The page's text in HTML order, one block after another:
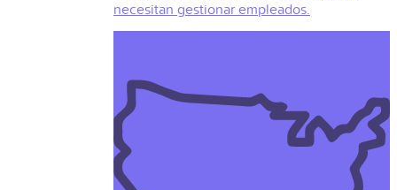
necesitan gestionar empleados.